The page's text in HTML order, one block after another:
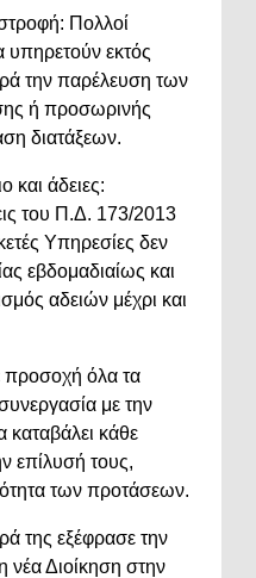
Πολλοί
υπηρετούν εκτός
την παρέλευση των
ή προσωρινής
διατάξεων.
και άδειες:
του Π.Δ. 173/2013
Υπηρεσίες δεν
εβδομαδιαίως και
αδειών μέχρι και
προσοχή όλα τα
με την
κάθε
επίλυσή τους,
των προτάσεων.
της εξέφρασε την
νέα Διοίκηση στην